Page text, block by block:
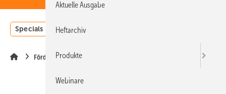
Specials Einstrahlungsatlas
Förderung
Aktuelle Ausgabe
Heftarchiv
Produkte
Webinare